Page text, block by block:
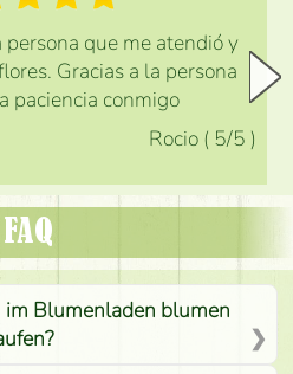
que me atendió y
Gracias a la persona
paciencia conmigo
Rocio ( 5/5 )
FAQ
im Blumenladen blumen